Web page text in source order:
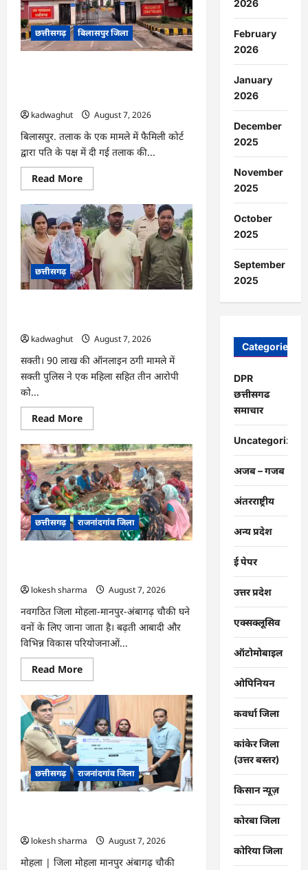
ग्रामीणों
का
धरना
प्रदर्शन,
बाउंड्रीवाल
बनाने
छत्तीसगढ़ बिलासपुर जिला
kadwaghut
August 7, 2026
बिलासपुर. तलाक के एक मामले में फैमिली कोर्ट
द्वारा पति के पक्ष में दी गई तलाक की...
Read MoreRead
more
CG
:
हाईकोर्ट
से
तलाक
की
डिक्री
रद्द,
जज
ने
मानसिक
क्रूरता
माना
छत्तीसगढ़
kadwaghut
August 7, 2026
सक्ती। 90 लाख की ऑनलाइन ठगी मामले में
सक्ती पुलिस ने एक महिला सहित तीन आरोपी
को...
Read MoreRead
more
CG
:
90
लाख
की
ठगी,
महिला
सहित
तीन
आरोपी
को
छत्तीसगढ़ राजनांदगांव जिला
lokesh sharma
August 7, 2026
नवगठित जिला मोहला-मानपुर-अंबागढ़ चौकी घने
वनों के लिए जाना जाता है। बढ़ती आबादी और
विभिन्न विकास परियोजनाओं...
Read MoreRead
more
मोहला
चार
एकड़
बंजर
वन
पर
किया
सीड
बॉल
छत्तीसगढ़ राजनांदगांव जिला
lokesh sharma
August 7, 2026
मोहला | जिला मोहला मानपुर अंबागढ़ चौकी
2026
February
2026
January
2026
December
2025
November
2025
October
2025
September
2025
Categories
DPR
छत्तीसगढ
समाचार
Uncategorized
अजब – गजब
अंतरराष्ट्रीय
अन्य प्रदेश
ई पेपर
उत्तर प्रदेश
एक्सक्लूसिव
ऑटोमोबाइल
ओपिनियन
कवर्धा जिला
कांकेर जिला
(उत्तर बस्तर)
किसान न्यूज़
कोरबा जिला
कोरिया जिला